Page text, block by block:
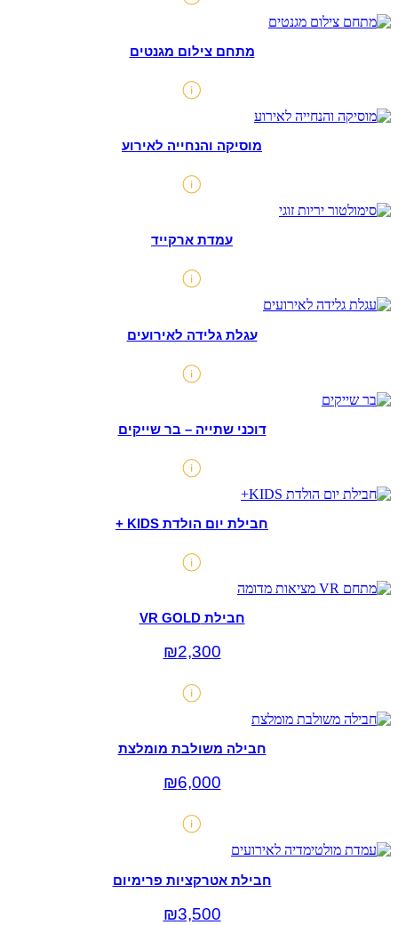
מתחם צילום מגנטים
מוסיקה והנחייה לאירוע
עמדת ארקייד
עגלת גלידה לאירועים
דוכני שתייה – בר שייקים
חבילת יום הולדת KIDS +
חבילת VR GOLD
₪2,300
חבילה משולבת מומלצת
₪6,000
חבילת אטרקציות פרימיום
₪3,500